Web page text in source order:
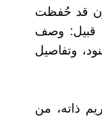
قد حُفظت
قبيل: وصف
وتفاصيل
ذاته، من